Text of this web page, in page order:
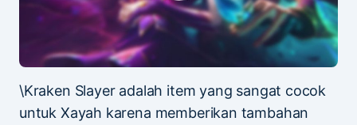
\Kraken Slayer adalah item yang sangat cocok
untuk Xayah karena memberikan tambahan